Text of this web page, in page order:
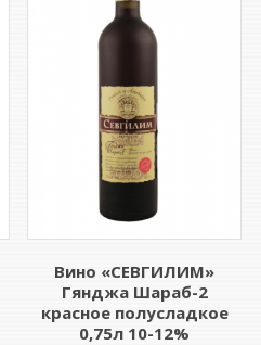
Вино «СЕВГИЛИМ»
Гянджа Шараб-2
красное полусладкое
0,75л 10-12%